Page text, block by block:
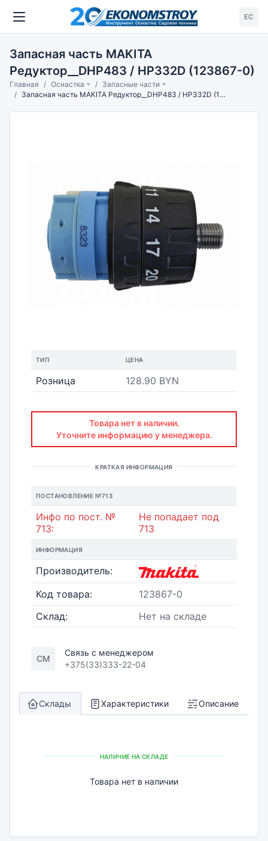
ЕС
Запасная часть MAKITA
Редуктор__DHP483 / HP332D (123867-0)
Главная Оснастка
Запасные части
Запасная часть MAKITA Редуктор__DHP483 / HP332D (123867-0)
ТИП ЦЕНА
Розница 128.90 BYN
Товара нет в наличии.
Уточните информацию у менеджера.
КРАТКАЯ ИНФОРМАЦИЯ
ПОСТАНОВЛЕНИЕ №713
Инфо по пост. №
713:
Не попадает под
713
ИНФОРМАЦИЯ
Производитель:
Код товара:
123867-0
Склад:
Нет на складе
СМ
Связь с менеджером
+375(33)333-22-04
Склады Характеристики Описание
НАЛИЧИЕ НА СКЛАДЕ
Товара нет в наличии